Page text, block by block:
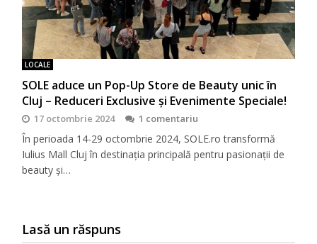
LOCALE
SOLE aduce un Pop-Up Store de Beauty unic în
Cluj – Reduceri Exclusive și Evenimente Speciale!
17 octombrie 2024 1 comentariu
În perioada 14-29 octombrie 2024, SOLE.ro transformă
Iulius Mall Cluj în destinația principală pentru pasionații de
beauty și…
Lasă un răspuns